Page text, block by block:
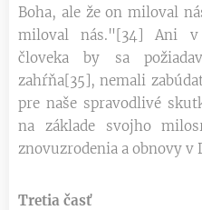
Boha, ale že on miloval
miloval nás."[34] Ani v
človeka by sa
zahŕňa[35], nemali
pre naše spravodlivé
na základe svojho
znovuzrodenia a obnovy v
Tretia časť